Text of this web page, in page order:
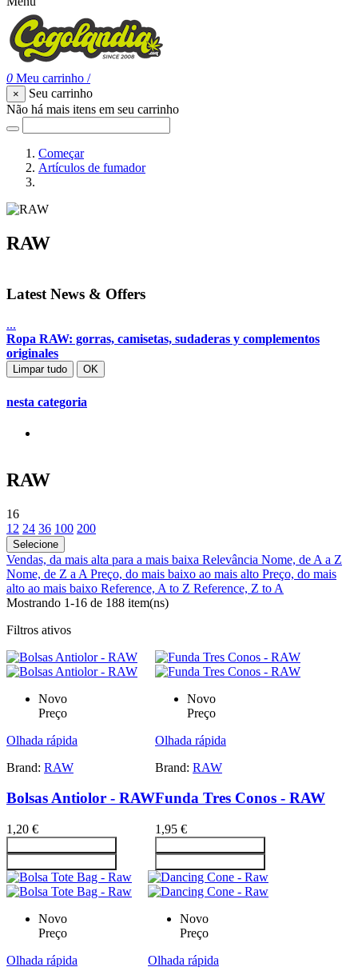
0 Meu carrinho /
×
Seu carrinho
Não há mais itens em seu carrinho
Começar
Artículos de fumador
RAW
Limpar tudo OK
Latest News & Offers
...
Ropa RAW: gorras, camisetas, sudaderas y complementos
originales
nesta categoria
RAW
16
12 24 36 100 200
Selecione
Vendas, da mais alta para a mais baixa Relevância Nome, de A a Z
Nome, de Z a A Preço, do mais baixo ao mais alto Preço, do mais
alto ao mais baixo Reference, A to Z Reference, Z to A
Mostrando 1-16 de 188 item(ns)
Filtros ativos
Novo
Preço
Olhada rápida
Brand: RAW
Bolsas Antiolor - RAW
1,20 €
Novo
Preço
Olhada rápida
Brand: RAW
Funda Tres Conos - RAW
1,95 €
Novo
Preço
Olhada rápida
Novo
Preço
Olhada rápida